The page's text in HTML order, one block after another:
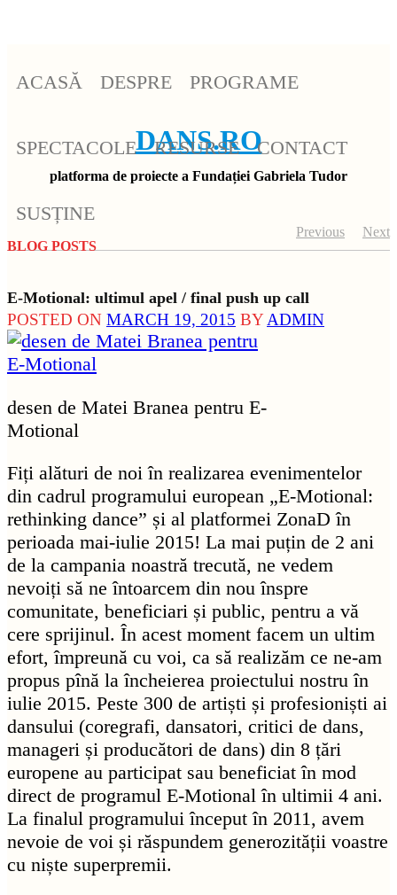
ACASĂ DESPRE PROGRAME
SPECTACOLE RESURSE CONTACT
SUSȚINE
DANS.RO
platforma de proiecte a Fundației Gabriela Tudor
BLOG POSTS
Previous Next
E-Motional: ultimul apel / final push up call
POSTED ON MARCH 19, 2015 BYADMIN
desen de Matei Branea pentru E-
Motional
Fiți alături de noi în realizarea evenimentelor
din cadrul programului european „E-Motional:
rethinking dance” și al platformei ZonaD în
perioada mai-iulie 2015! La mai puțin de 2 ani
de la campania noastră trecută, ne vedem
nevoiți să ne întoarcem din nou înspre
comunitate, beneficiari și public, pentru a vă
cere sprijinul. În acest moment facem un ultim
efort, împreună cu voi, ca să realizăm ce ne-am
propus pînă la încheierea proiectului nostru în
iulie 2015. Peste 300 de artiști și profesioniști ai
dansului (coregrafi, dansatori, critici de dans,
manageri și producători de dans) din 8 țări
europene au participat sau beneficiat în mod
direct de programul E-Motional în ultimii 4 ani.
La finalul programului început în 2011, avem
nevoie de voi și răspundem generozității voastre
cu niște superpremii.